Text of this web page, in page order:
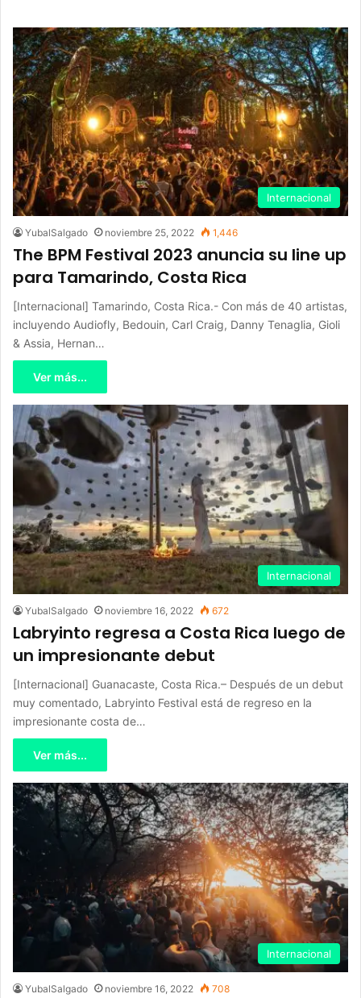
Internacional
YubalSalgado noviembre 25, 2022 1,446
The BPM Festival 2023 anuncia su line up
para Tamarindo, Costa Rica
[Internacional] Tamarindo, Costa Rica.- Con más de 40 artistas,
incluyendo Audiofly, Bedouin, Carl Craig, Danny Tenaglia, Gioli
& Assia, Hernan…
Ver más...
Internacional
YubalSalgado noviembre 16, 2022 672
Labryinto regresa a Costa Rica luego de
un impresionante debut
[Internacional] Guanacaste, Costa Rica.– Después de un debut
muy comentado, Labryinto Festival está de regreso en la
impresionante costa de…
Ver más...
Internacional
YubalSalgado noviembre 16, 2022 708